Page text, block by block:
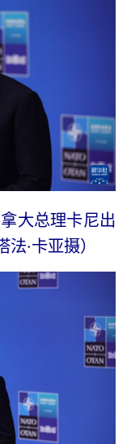
大总理卡尼出
·卡亚摄）